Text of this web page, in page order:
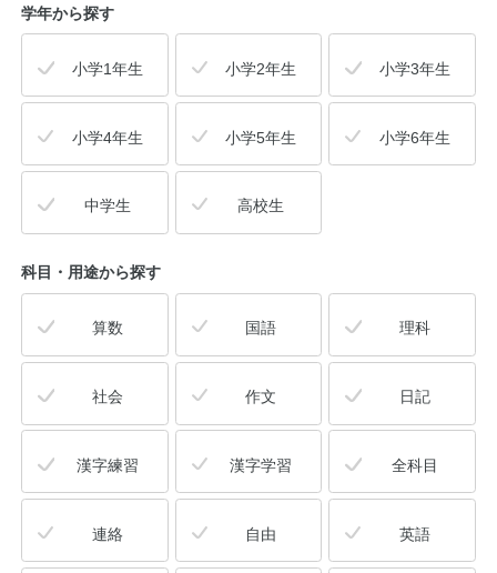
学年から探す
小学1年生 小学2年生 小学3年生
小学4年生 小学5年生 小学6年生
中学生 高校生
科目・用途から探す
算数 国語 理科
社会 作文 日記
漢字練習 漢字学習 全科目
連絡 自由 英語